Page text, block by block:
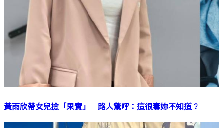
黃雨欣帶女兒撿「果實」 路人驚呼：這很毒妳不知道？